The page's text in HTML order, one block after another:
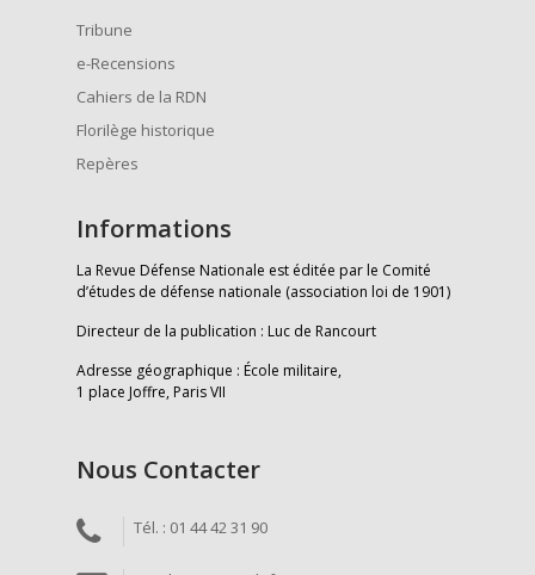
Tribune
e-Recensions
Cahiers de la RDN
Florilège historique
Repères
Informations
La Revue Défense Nationale est éditée par le Comité
d’études de défense nationale (association loi de 1901)
Directeur de la publication : Luc de Rancourt
Adresse géographique : École militaire,
1 place Joffre, Paris VII
Nous Contacter
Tél. : 01 44 42 31 90